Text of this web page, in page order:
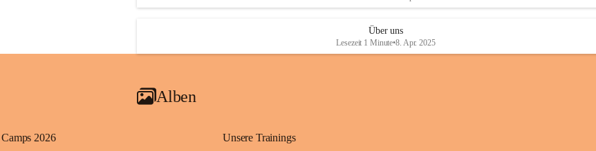
Über uns
Lesezeit 1 Minute•8. Apr. 2025
Alben
Camps 2026 Unsere Trainings